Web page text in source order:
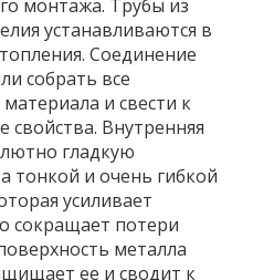
монтажа. Трубы из
устанавливаются в
Соединение
собрать все
и свести к
Внутренняя
гладкую
тонкой и очень гибкой
усиливает
сокращает потери
металла
ее и сводит к